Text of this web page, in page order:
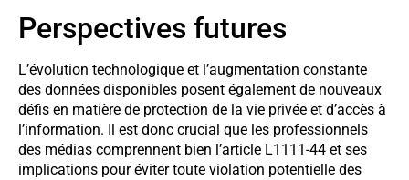
Perspectives futures
L’évolution technologique et l’augmentation constante
des données disponibles posent également de nouveaux
défis en matière de protection de la vie privée et d’accès à
l’information. Il est donc crucial que les professionnels
des médias comprennent bien l’article L1111-44 et ses
implications pour éviter toute violation potentielle des